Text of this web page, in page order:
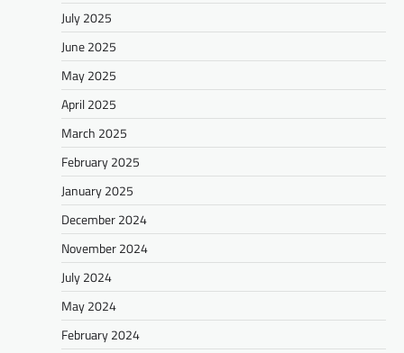
July 2025
June 2025
May 2025
April 2025
March 2025
February 2025
January 2025
December 2024
November 2024
July 2024
May 2024
February 2024